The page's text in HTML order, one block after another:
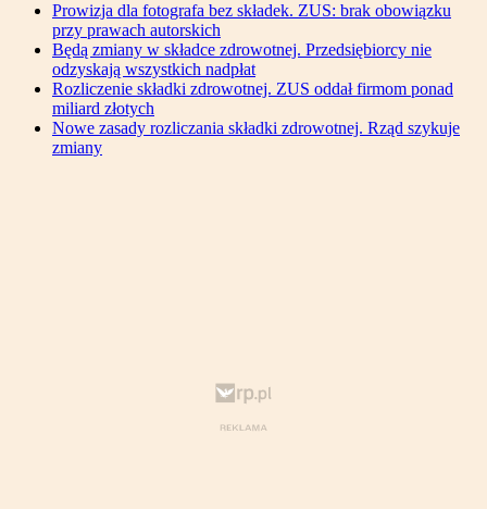
Prowizja dla fotografa bez składek. ZUS: brak obowiązku
przy prawach autorskich
Będą zmiany w składce zdrowotnej. Przedsiębiorcy nie
odzyskają wszystkich nadpłat
Rozliczenie składki zdrowotnej. ZUS oddał firmom ponad
miliard złotych
Nowe zasady rozliczania składki zdrowotnej. Rząd szykuje
zmiany